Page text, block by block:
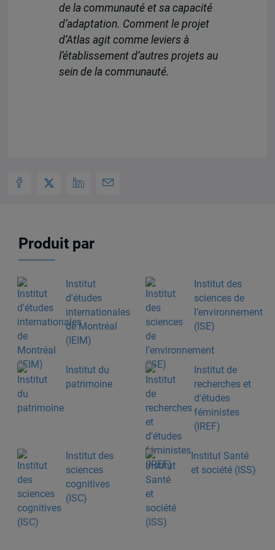
de lacommunauté et sacapacité
d’adaptation. Comment le projet
d’Atlasagit comme leviers à
l’établissement d’autres projets au
sein de la communauté.
Produit par
Institut
d'études
internationales
de Montréal
(IEIM)
Institut des
sciences de
l’environnement
(ISE)
Institut du
patrimoine
Institut de
recherches et
d'études
féministes
(IREF)
Institut des
sciences
cognitives
(ISC)
Institut Santé
et société (ISS)